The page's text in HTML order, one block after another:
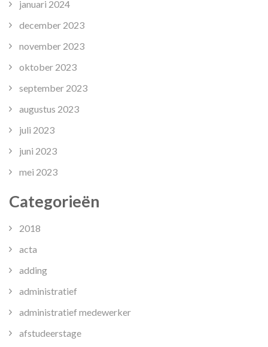
januari 2024
december 2023
november 2023
oktober 2023
september 2023
augustus 2023
juli 2023
juni 2023
mei 2023
Categorieën
2018
acta
adding
administratief
administratief medewerker
afstudeerstage